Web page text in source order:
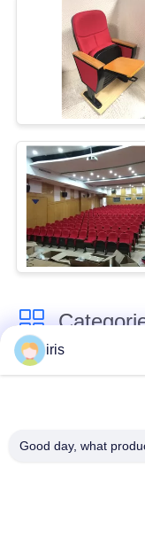
Sedili di lusso del
iris
Good day, what